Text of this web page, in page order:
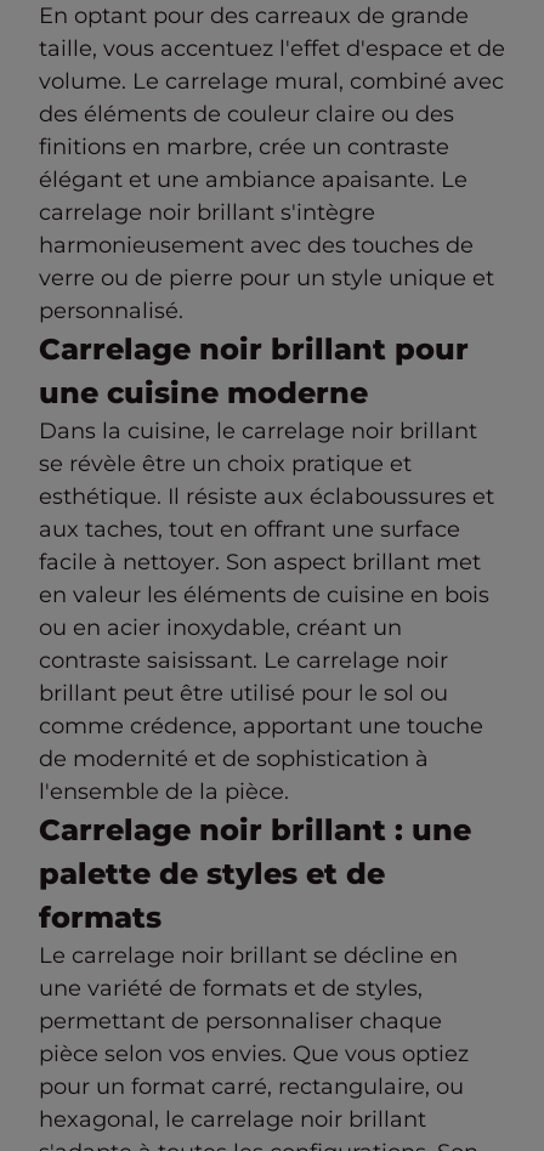
En optant pour des carreaux de grande
taille, vous accentuez l'effet d'espace et de
volume. Le carrelage mural, combiné avec
des éléments de couleur claire ou des
finitions en marbre, crée un contraste
élégant et une ambiance apaisante. Le
carrelage noir brillant s'intègre
harmonieusement avec des touches de
verre ou de pierre pour un style unique et
personnalisé.
Carrelage noir brillant pour
une cuisine moderne
Dans la cuisine, le carrelage noir brillant
se révèle être un choix pratique et
esthétique. Il résiste aux éclaboussures et
aux taches, tout en offrant une surface
facile à nettoyer. Son aspect brillant met
en valeur les éléments de cuisine en bois
ou en acier inoxydable, créant un
contraste saisissant. Le carrelage noir
brillant peut être utilisé pour le sol ou
comme crédence, apportant une touche
de modernité et de sophistication à
l'ensemble de la pièce.
Carrelage noir brillant : une
palette de styles et de
formats
Le carrelage noir brillant se décline en
une variété de formats et de styles,
permettant de personnaliser chaque
pièce selon vos envies. Que vous optiez
pour un format carré, rectangulaire, ou
hexagonal, le carrelage noir brillant